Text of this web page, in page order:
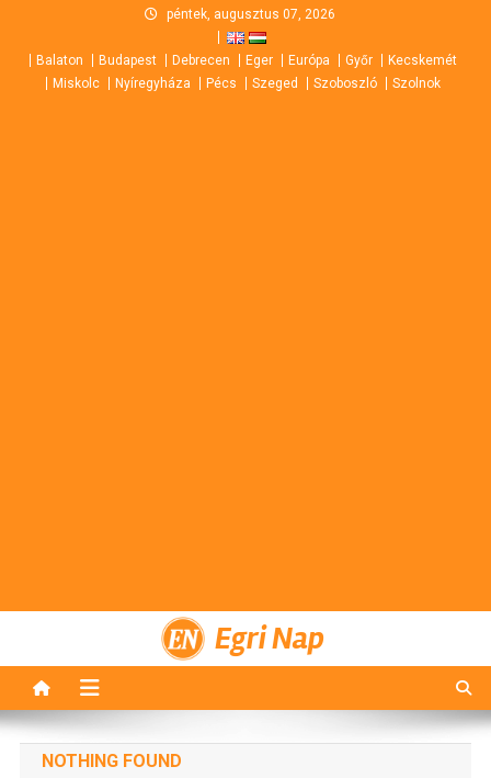
content
péntek, augusztus 07, 2026
Balaton Budapest Debrecen Eger Európa Győr
Kecskemét
Miskolc
Nyíregyháza Pécs Szeged Szoboszló Szolnok
Egri Nap
NOTHING FOUND